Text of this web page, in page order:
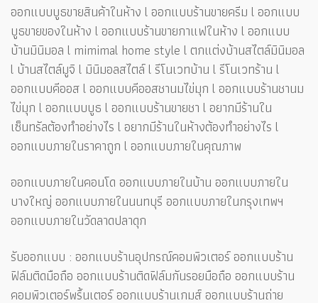
ออกแบบบูธขายสินค้าในห้าง l ออกแบบร้านขายครีม l ออกแบบ
บูธขายของในห้าง l ออกแบบร้านขายกาแฟในห้าง l ออกแบบ
บ้านมินิมอล l mimimal home style l ตกแต่งบ้านสไตล์มินิมอล
l บ้านสไตล์มูจิ l มินิมอลสไตล์ l รีโนเวทบ้าน l รีโนเวทร้าน l
ออกแบบคีออส l ออกแบบคีออสชานมไข่มุก l ออกแบบร้านชานม
ไข่มุก l ออกแบบบูธ l ออกแบบร้านขายชา l อยากมีร้านใน
เซ็นทรัลต้องทำอย่างไร l อยากมีร้านในห้างต้องทำอย่างไร l
ออกแบบภายในราคาถูก l ออกแบบภายในคุณภาพ
ออกแบบภายในคอนโด ออกแบบภายในบ้าน ออกแบบภายใน
บางใหญ่ ออกแบบภายในนนทบุรี ออกแบบภายในกรุงเทพฯ
ออกแบบภายในวัดลาดปลาดุก
รับออกแบบ : ออกแบบร้านอุปกรณ์คอมพิวเตอร์ ออกแบบร้าน
ฟิล์มติดมือถือ ออกแบบร้านติดฟิล์มกันรอยมือถือ ออกแบบร้าน
คอมพิวเตอร์พริ้นเตอร์ ออกแบบร้านเกมส์ ออกแบบร้านถ่าย